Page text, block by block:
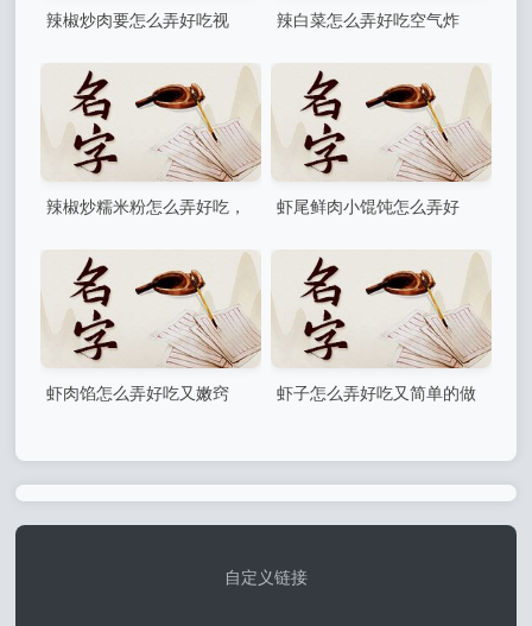
辣椒炒肉要怎么弄好吃视
辣白菜怎么弄好吃空气炸
辣椒炒糯米粉怎么弄好吃，
虾尾鲜肉小馄饨怎么弄好
虾肉馅怎么弄好吃又嫩窍
虾子怎么弄好吃又简单的做
自定义链接